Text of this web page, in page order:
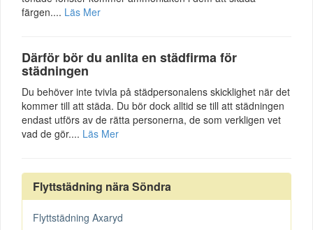
färgen.... Läs Mer
Därför bör du anlita en städfirma för
städningen
Du behöver inte tvivla på städpersonalens skicklighet när det
kommer till att städa. Du bör dock alltid se till att städningen
endast utförs av de rätta personerna, de som verkligen vet
vad de gör.... Läs Mer
Flyttstädning nära Söndra
Flyttstädning Axaryd